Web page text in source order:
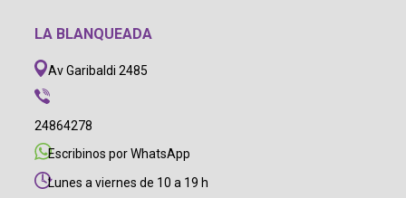
LA BLANQUEADA
Av Garibaldi 2485
24864278
Escribinos por WhatsApp
Lunes a viernes de 10 a 19 h